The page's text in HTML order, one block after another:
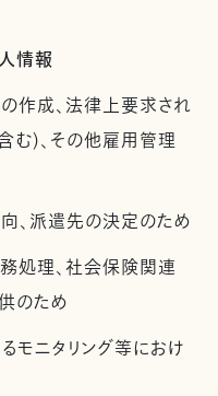
情報
作成、法律上要求され
む)、その他雇用管理
、派遣先の決定のため
処理、社会保険関連
のため
モニタリング等におけ